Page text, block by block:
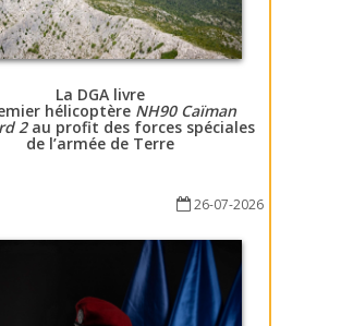
La DGA livre
hélicoptère NH90 Caïman
2au profit des forces spéciales
de l’armée de Terre
26-07-2026